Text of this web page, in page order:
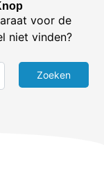
voor de
niet vinden?